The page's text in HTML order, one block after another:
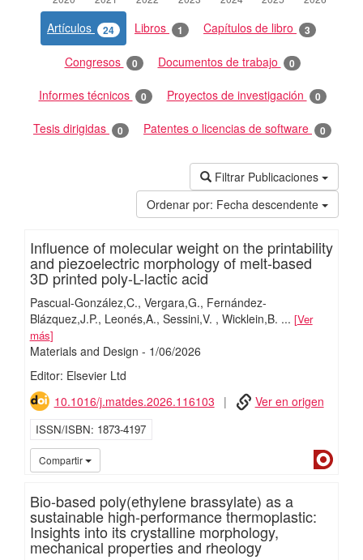
Artículos 24 Libros 1 Capítulos de libro 3
Congresos 0 Documentos de trabajo 0
Informes técnicos 0 Proyectos de investigación 0
Tesis dirigidas 0 Patentes o licencias de software 0
Filtrar Publicaciones
Ordenar por: Fecha descendente
Influence of molecular weight on the printability
and piezoelectric morphology of melt-based
3D printed poly-L-lactic acid
Pascual-González,C. Vergara,G. Fernández-
Blázquez,J.P. Leonés,A. Sessini,V. Wicklein,B. ... Ver
más
Materials and Design - 1/06/2026
Editor: Elsevier Ltd
10.1016/j.matdes.2026.116103
Ver en origen
ISSN/ISBN 1873-4197
Compartir
Bio-based poly(ethylene brassylate) as a
sustainable high-performance thermoplastic:
Insights into its crystalline morphology,
mechanical properties and rheology